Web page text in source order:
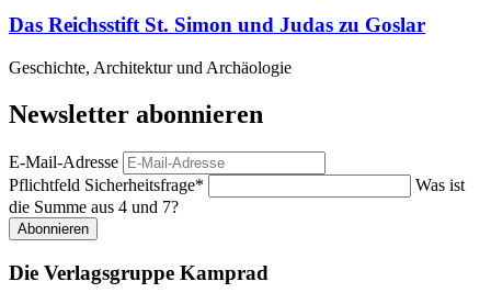
Das Reichsstift St. Simon und Judas zu Goslar
Geschichte, Architektur und Archäologie
Newsletter abonnieren
E-Mail-Adresse
Pflichtfeld Sicherheitsfrage*
Was ist
die Summe aus 4 und 7?
Abonnieren
Die Verlagsgruppe Kamprad